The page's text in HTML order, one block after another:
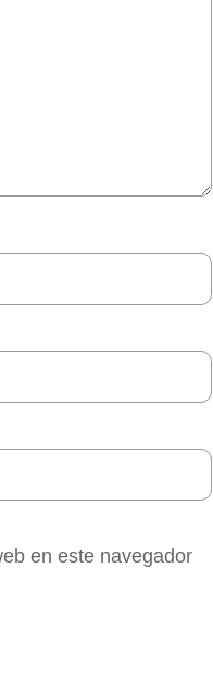
en este navegador